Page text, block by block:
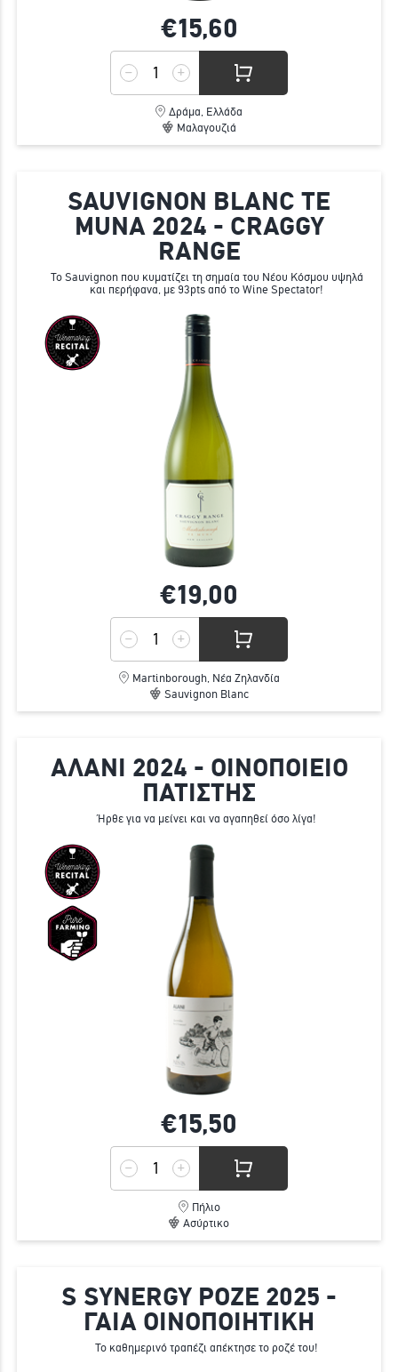
€15,60
Δράμα, Ελλάδα
Μαλαγουζιά
SAUVIGNON BLANC TE
MUNA 2024 - CRAGGY
RANGE
Το Sauvignon που κυματίζει τη σημαία του Νέου Κόσμου υψηλά
και περήφανα, με 93pts από το Wine Spectator!
€19,00
Martinborough, Νέα Ζηλανδία
Sauvignon Blanc
ΑΛΑΝΙ 2024 - ΟΙΝΟΠΟΙΕΙΟ
ΠΑΤΙΣΤΗΣ
Ήρθε για να μείνει και να αγαπηθεί όσο λίγα!
€15,50
Πήλιο
Ασύρτικο
S SYNERGY ΡΟΖΕ 2025 -
ΓΑΙΑ ΟΙΝΟΠΟΙΗΤΙΚΗ
Το καθημερινό τραπέζι απέκτησε το ροζέ του!